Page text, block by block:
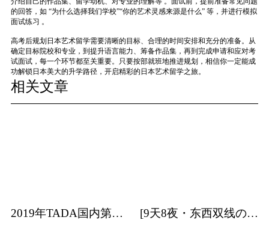
的回答，如 “为什么选择我们学校”“你的艺术灵感来源是什么” 等，并进行模拟
面试练习 。
高考后规划日本艺术留学需要清晰的目标、合理的时间安排和充分的准备。从
确定目标院校和专业，到提升语言能力、筹备作品集，再到完成申请和应对考
试面试，每一个环节都至关重要。只要按部就班地推进规划，相信你一定能成
功解锁日本美大的升学路径，开启精彩的日本艺术留学之旅。
相关文章
2019年TADA国内第一站日本艺术专业考学分享会 [9天8夜・东西双线の关东] | 日本建筑・特展・温泉・森林游学招募中！